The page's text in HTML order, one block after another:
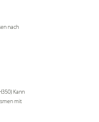
nach
Kann
mit